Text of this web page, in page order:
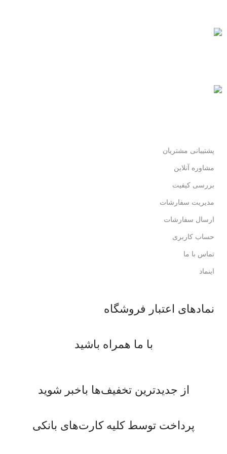
پشتیبانی مشتریان
مشاوره آنلاین
بررسی کیفیت
مدیریت سفارشات
ارسال سفارشات
حساب کاربری
تماس با ما
اینماد
نمادهای اعتبار فروشگاه
با ما همراه باشید
از جدیدترین تخفیف‌ها باخبر شوید
پرداخت توسط کلیه کارت‌های بانکی